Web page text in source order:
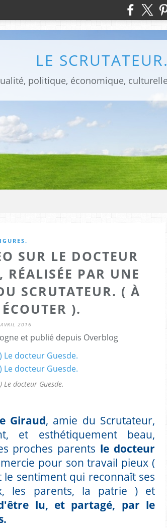
LE SCRUTATEUR.
SUR LE DOCTEUR
RÉALISÉE PAR UNE
SCRUTATEUR. ( À
).
2016
et publié depuis Overblog
Le docteur Guesde.
Giraud, amie du Scrutateur,
et esthétiquement beau,
proches parents le docteur
pour son travail pieux (
sentiment qui reconnaît ses
les parents, la patrie ) et
lu, et partagé, par le